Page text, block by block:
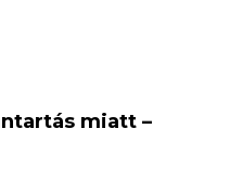
miatt –